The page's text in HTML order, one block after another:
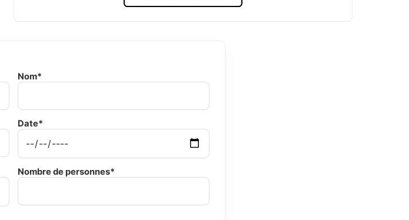
Nom*
Date*
Nombre de personnes*